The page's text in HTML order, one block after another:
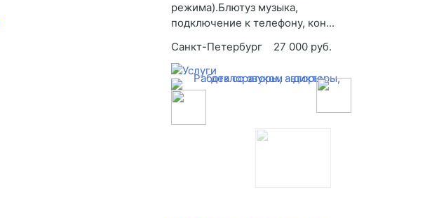
режима).Блютуз музыка,
подключение к телефону, кон...
Санкт-Петербург
27 000 руб.